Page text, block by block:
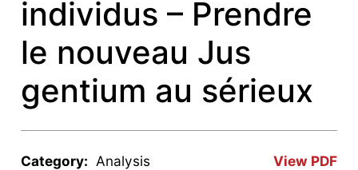
individus – Prendre
le nouveau Jus
gentium au sérieux
View PDF
Category: Analysis